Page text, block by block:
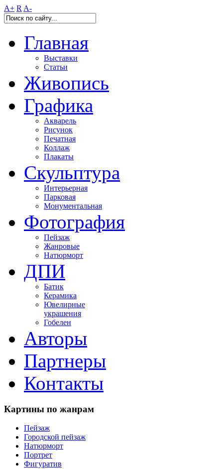
A+ R A-
Главная
Выставки
Статьи
Живопись
Графика
Акварель
Рисунок
Печатная
Коллаж
Плакаты
Скульптура
Интерьерная
Парковая
Монументальная
Фотография
Пейзаж
Жанровые
Натюрморт
ДПИ
Батик
Керамика
Ювелирные
украшения
Гобелен
Авторы
Партнеры
Контакты
Картины по жанрам
Пейзаж
Городской пейзаж
Натюрморт
Портрет
Фигуратив